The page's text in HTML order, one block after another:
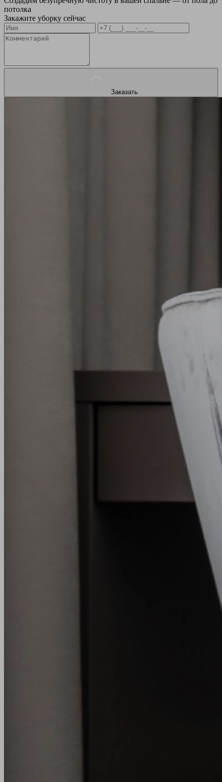
потолка
Закажите уборку сейчас
Заказать